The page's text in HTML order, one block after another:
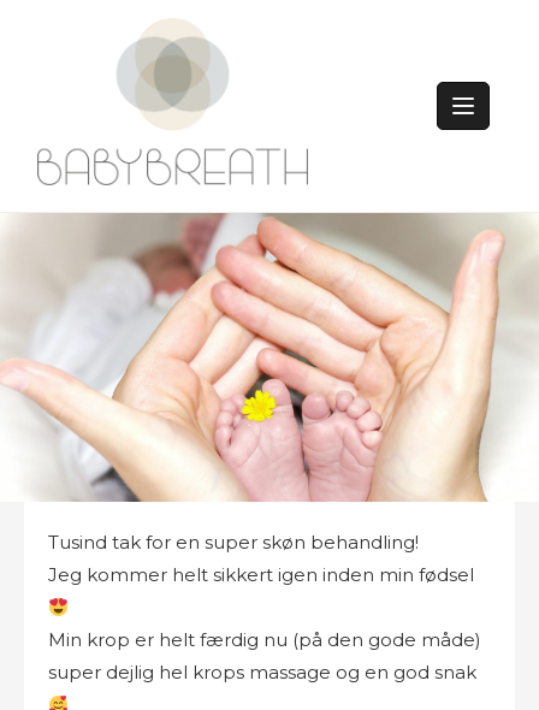
Tusind tak for en super skøn behandling!
Jeg kommer helt sikkert igen inden min fødsel
Min krop er helt færdig nu (på den gode måde)
super dejlig hel krops massage og en god snak